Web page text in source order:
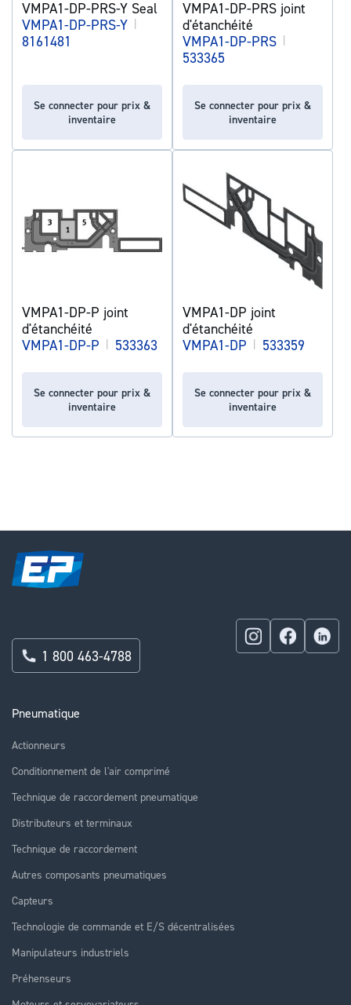
VMPA1-DP-PRS-Y Seal
VMPA1-DP-PRS-Y |
8161481
Se connecter pour prix &
inventaire
VMPA1-DP-PRS joint
d'étanchéité
VMPA1-DP-PRS |
533365
Se connecter pour prix &
inventaire
VMPA1-DP-P joint
d'étanchéité
VMPA1-DP-P | 533363
Se connecter pour prix &
inventaire
VMPA1-DP joint
d'étanchéité
VMPA1-DP | 533359
Se connecter pour prix &
inventaire
Pneumatique
Actionneurs
Conditionnement de l'air comprimé
Technique de raccordement pneumatique
Distributeurs et terminaux
Technique de raccordement
Autres composants pneumatiques
Capteurs
Technologie de commande et E/S décentralisées
Manipulateurs industriels
Préhenseurs
1 800 463-4788